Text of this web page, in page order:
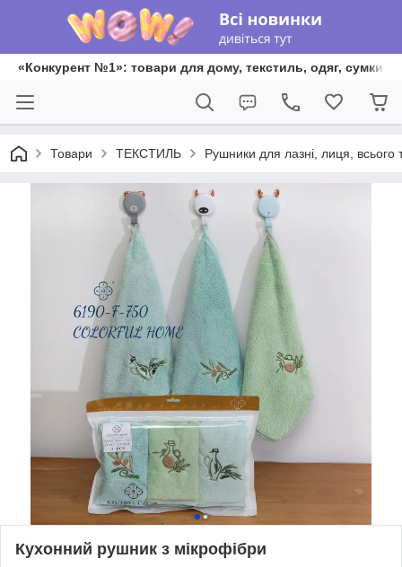
«Конкурент №1»: товари для дому, текстиль, одяг, сумки
Товари ТЕКСТИЛЬ Рушники для лазні, лиця, всього
Кухонний рушник з мікрофібри